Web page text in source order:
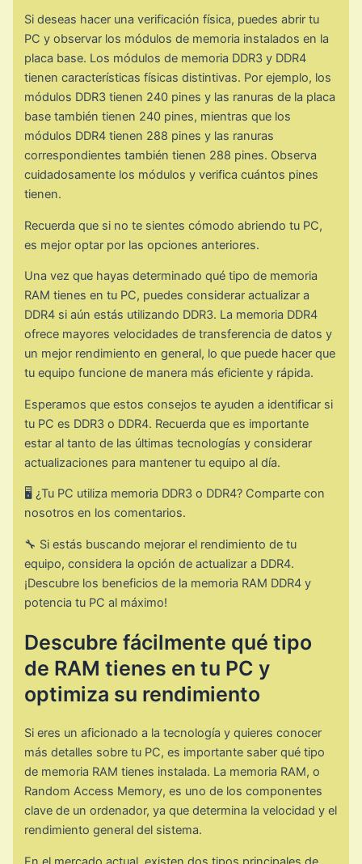
Si deseas hacer una verificación física, puedes abrir tu
PC y observar los módulos de memoria instalados en la
placa base. Los módulos de memoria DDR3 y DDR4
tienen características físicas distintivas. Por ejemplo, los
módulos DDR3 tienen 240 pines y las ranuras de la placa
base también tienen 240 pines, mientras que los
módulos DDR4 tienen 288 pines y las ranuras
correspondientes también tienen 288 pines. Observa
cuidadosamente los módulos y verifica cuántos pines
tienen.
Recuerda que si no te sientes cómodo abriendo tu PC,
es mejor optar por las opciones anteriores.
Una vez que hayas determinado qué tipo de memoria
RAM tienes en tu PC, puedes considerar actualizar a
DDR4 si aún estás utilizando DDR3. La memoria DDR4
ofrece mayores velocidades de transferencia de datos y
un mejor rendimiento en general, lo que puede hacer que
tu equipo funcione de manera más eficiente y rápida.
Esperamos que estos consejos te ayuden a identificar si
tu PC es DDR3 o DDR4. Recuerda que es importante
estar al tanto de las últimas tecnologías y considerar
actualizaciones para mantener tu equipo al día.
🖥️ ¿Tu PC utiliza memoria DDR3 o DDR4? Comparte con
nosotros en los comentarios.
🔧 Si estás buscando mejorar el rendimiento de tu
equipo, considera la opción de actualizar a DDR4.
¡Descubre los beneficios de la memoria RAM DDR4 y
potencia tu PC al máximo!
Descubre fácilmente qué tipo
de RAM tienes en tu PC y
optimiza su rendimiento
Si eres un aficionado a la tecnología y quieres conocer
más detalles sobre tu PC, es importante saber qué tipo
de memoria RAM tienes instalada. La memoria RAM, o
Random Access Memory, es uno de los componentes
clave de un ordenador, ya que determina la velocidad y el
rendimiento general del sistema.